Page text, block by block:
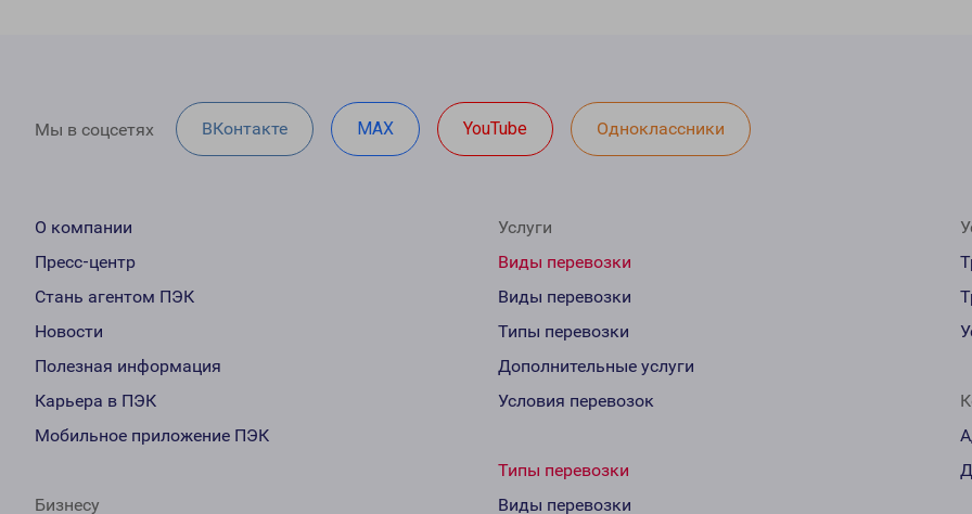
Мы в соцсетях ВКонтакте MAX YouTube Одноклассники
О компании
Пресс-центр
Стань агентом ПЭК
Новости
Полезная информация
Карьера в ПЭК
Мобильное приложение ПЭК
Бизнесу
Услуги
Виды перевозки
Виды перевозки
Типы перевозки
Дополнительные услуги
Условия перевозок
Типы перевозки
Виды перевозки